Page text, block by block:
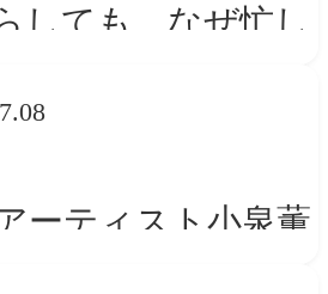
しても、なぜ忙し
ーティスト小泉薫